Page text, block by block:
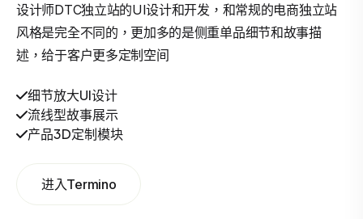
设计师DTC独立站的UI设计和开发，和常规的电商独立站
风格是完全不同的，更加多的是侧重单品细节和故事描
述，给于客户更多定制空间
细节放大UI设计
流线型故事展示
产品3D定制模块
进入Termino